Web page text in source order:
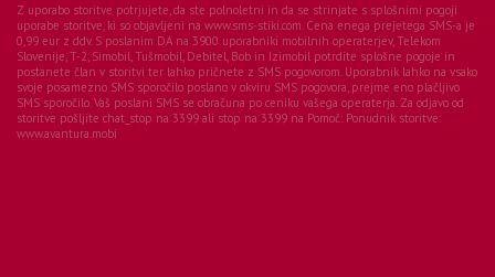
Z uporabo storitve potrjujete, da ste polnoletni in da se strinjate s splošnimi pogoji
uporabe storitve, ki so objavljeni na www.sms-stiki.com. Cena enega prejetega SMS-a je
0,99 eur z ddv. S poslanim DA na 3900 uporabniki mobilnih operaterjev, Telekom
Slovenije, T-2, Simobil, Tušmobil, Debitel, Bob in Izimobil potrdite splošne pogoje in
postanete član v storitvi ter lahko pričnete z SMS pogovorom. Uporabnik lahko na vsako
svoje posamezno SMS sporočilo poslano v okviru SMS pogovora, prejme eno plačljivo
SMS sporočilo. Vaš poslani SMS se obračuna po ceniku vašega operaterja. Za odjavo od
storitve pošljite chat_stop na 3399 ali stop na 3399 na Pomoč: Ponudnik storitve:
www.avantura.mobi